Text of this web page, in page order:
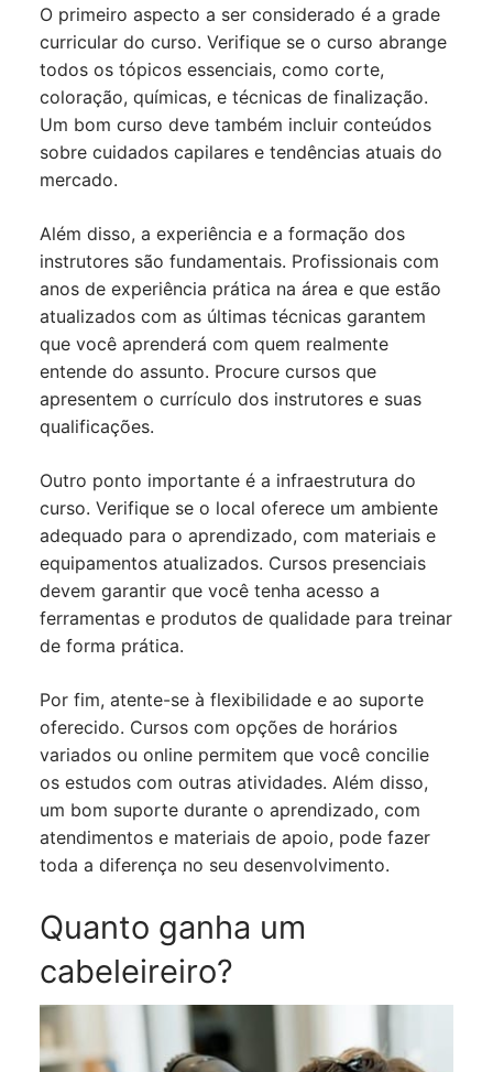
O primeiro aspecto a ser considerado é a grade
curricular do curso. Verifique se o curso abrange
todos os tópicos essenciais, como corte,
coloração, químicas, e técnicas de finalização.
Um bom curso deve também incluir conteúdos
sobre cuidados capilares e tendências atuais do
mercado.
Além disso, a experiência e a formação dos
instrutores são fundamentais. Profissionais com
anos de experiência prática na área e que estão
atualizados com as últimas técnicas garantem
que você aprenderá com quem realmente
entende do assunto. Procure cursos que
apresentem o currículo dos instrutores e suas
qualificações.
Outro ponto importante é a infraestrutura do
curso. Verifique se o local oferece um ambiente
adequado para o aprendizado, com materiais e
equipamentos atualizados. Cursos presenciais
devem garantir que você tenha acesso a
ferramentas e produtos de qualidade para treinar
de forma prática.
Por fim, atente-se à flexibilidade e ao suporte
oferecido. Cursos com opções de horários
variados ou online permitem que você concilie
os estudos com outras atividades. Além disso,
um bom suporte durante o aprendizado, com
atendimentos e materiais de apoio, pode fazer
toda a diferença no seu desenvolvimento.
Quanto ganha um
cabeleireiro?